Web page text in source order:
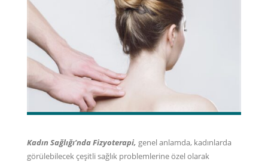
Kadın Sağlığı’nda Fizyoterapi, genel anlamda, kadınlarda
görülebilecek çeşitli sağlık problemlerine özel olarak